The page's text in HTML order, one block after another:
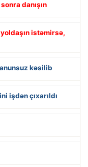
danışın
istəmirsə,
kəsilib
işdən çıxarıldı